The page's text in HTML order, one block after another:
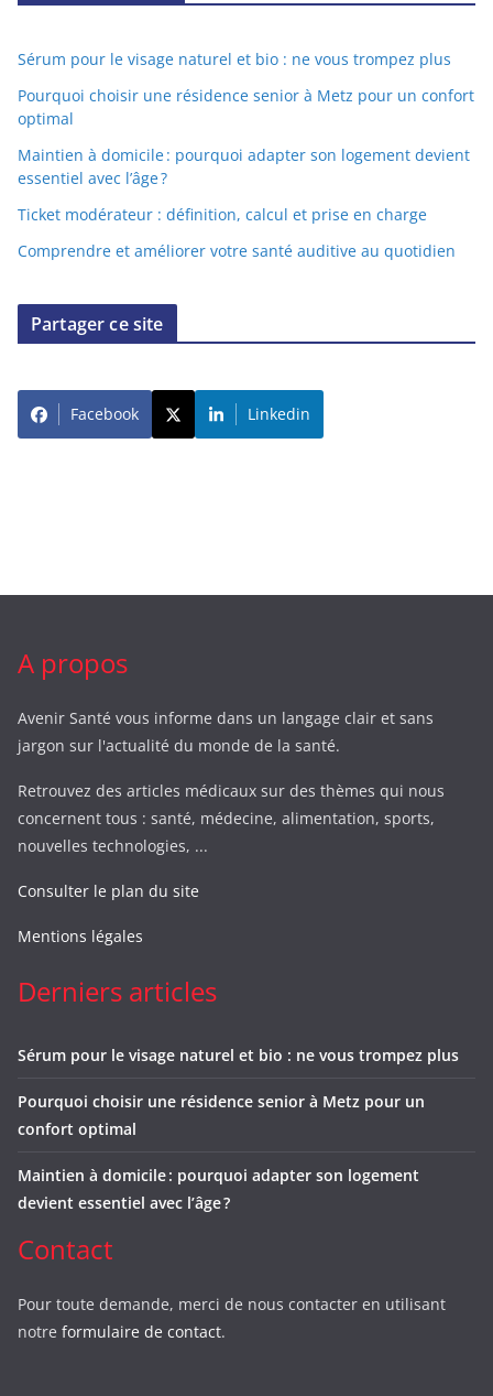
Sérum pour le visage naturel et bio : ne vous trompez plus
Pourquoi choisir une résidence senior à Metz pour un confort
optimal
Maintien à domicile : pourquoi adapter son logement devient
essentiel avec l’âge ?
Ticket modérateur : définition, calcul et prise en charge
Comprendre et améliorer votre santé auditive au quotidien
Partager ce site
Facebook Linkedin
A propos
Avenir Santé vous informe dans un langage clair et sans
jargon sur l'actualité du monde de la santé.
Retrouvez des articles médicaux sur des thèmes qui nous
concernent tous : santé, médecine, alimentation, sports,
nouvelles technologies, ...
Consulter le plan du site
Mentions légales
Derniers articles
Sérum pour le visage naturel et bio : ne vous trompez plus
Pourquoi choisir une résidence senior à Metz pour un
confort optimal
Maintien à domicile : pourquoi adapter son logement
devient essentiel avec l’âge ?
Contact
Pour toute demande, merci de nous contacter en utilisant
notre formulaire de contact.